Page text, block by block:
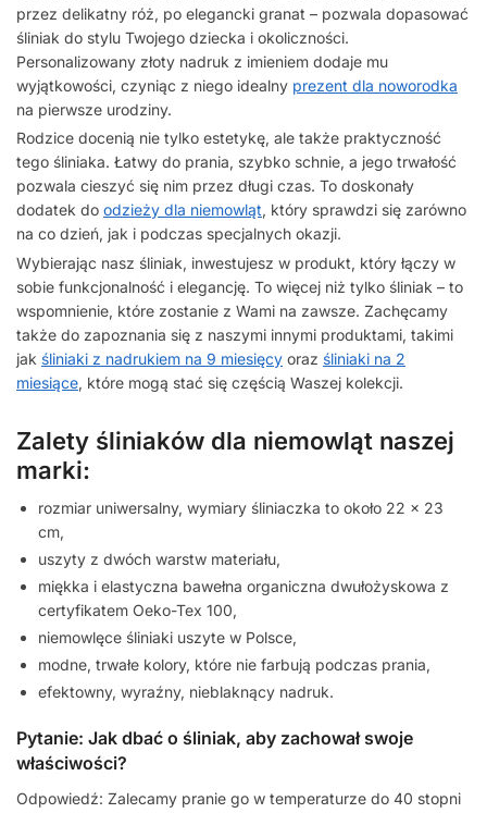
przez delikatny róż, po elegancki granat – pozwala dopasować
śliniak do stylu Twojego dziecka i okoliczności.
Personalizowany złoty nadruk z imieniem dodaje mu
wyjątkowości, czyniąc z niego idealny prezent dla noworodka
na pierwsze urodziny.
Rodzice docenią nie tylko estetykę, ale także praktyczność
tego śliniaka. Łatwy do prania, szybko schnie, a jego trwałość
pozwala cieszyć się nim przez długi czas. To doskonały
dodatek do odzieży dla niemowląt, który sprawdzi się zarówno
na co dzień, jak i podczas specjalnych okazji.
Wybierając nasz śliniak, inwestujesz w produkt, który łączy w
sobie funkcjonalność i elegancję. To więcej niż tylko śliniak – to
wspomnienie, które zostanie z Wami na zawsze. Zachęcamy
także do zapoznania się z naszymi innymi produktami, takimi
jak śliniaki z nadrukiem na 9 miesięcy oraz śliniaki na 2
miesiące, które mogą stać się częścią Waszej kolekcji.
Zalety śliniaków dla niemowląt naszej
marki:
rozmiar uniwersalny, wymiary śliniaczka to około 22 x 23
cm,
uszyty z dwóch warstw materiału,
miękka i elastyczna bawełna organiczna dwułożyskowa z
certyfikatem Oeko-Tex 100,
niemowlęce śliniaki uszyte w Polsce,
modne, trwałe kolory, które nie farbują podczas prania,
efektowny, wyraźny, nieblaknący nadruk.
Pytanie: Jak dbać o śliniak, aby zachował swoje
właściwości?
Odpowiedź: Zalecamy pranie go w temperaturze do 40 stopni